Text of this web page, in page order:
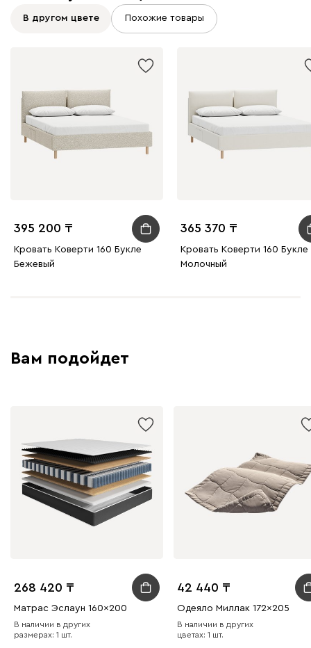
В другом цвете Похожие товары
395 200
Кровать Коверти 160 Букле
Бежевый
365 370
Кровать Коверти 160 Букле
Молочный
Вам подойдет
268 420
Матрас Эслаун 160x200
В наличии в других
размерах: 1 шт.
42 440
Одеяло Миллак 172x205
В наличии в других
цветах: 1 шт.